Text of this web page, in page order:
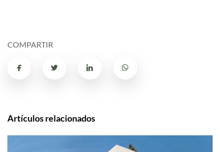
COMPARTIR
Artículos relacionados